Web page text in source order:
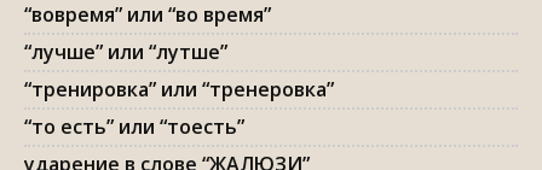
“вовремя” или “во время”
“лучше” или “лутше”
“тренировка” или “тренеровка”
“то есть” или “тоесть”
ударение в слове “ЖАЛЮЗИ”